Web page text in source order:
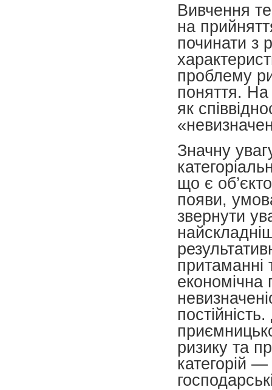
Вивчення
на
починати з
проблему
поняття. На
як
Значну
що є
появи,
звернути
притаманні
економічна
ризику та
категорій